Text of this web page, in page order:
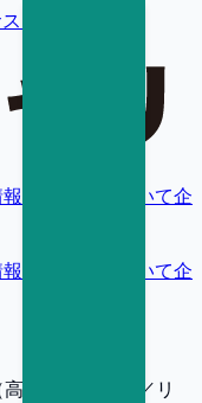
キャリ
転職支援について企
転職支援について企
機能再生材）／リ